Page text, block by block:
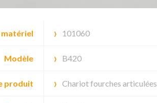
matériel 101060
Modèle B420
produit Chariot fourches articulées